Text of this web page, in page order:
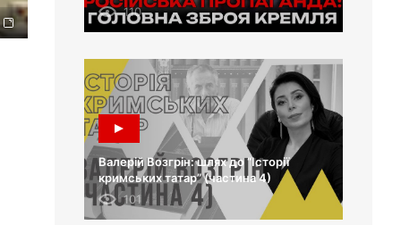
110
Валерій Возгрін: шлях до “Історії
кримських татар” (частина 4)
101